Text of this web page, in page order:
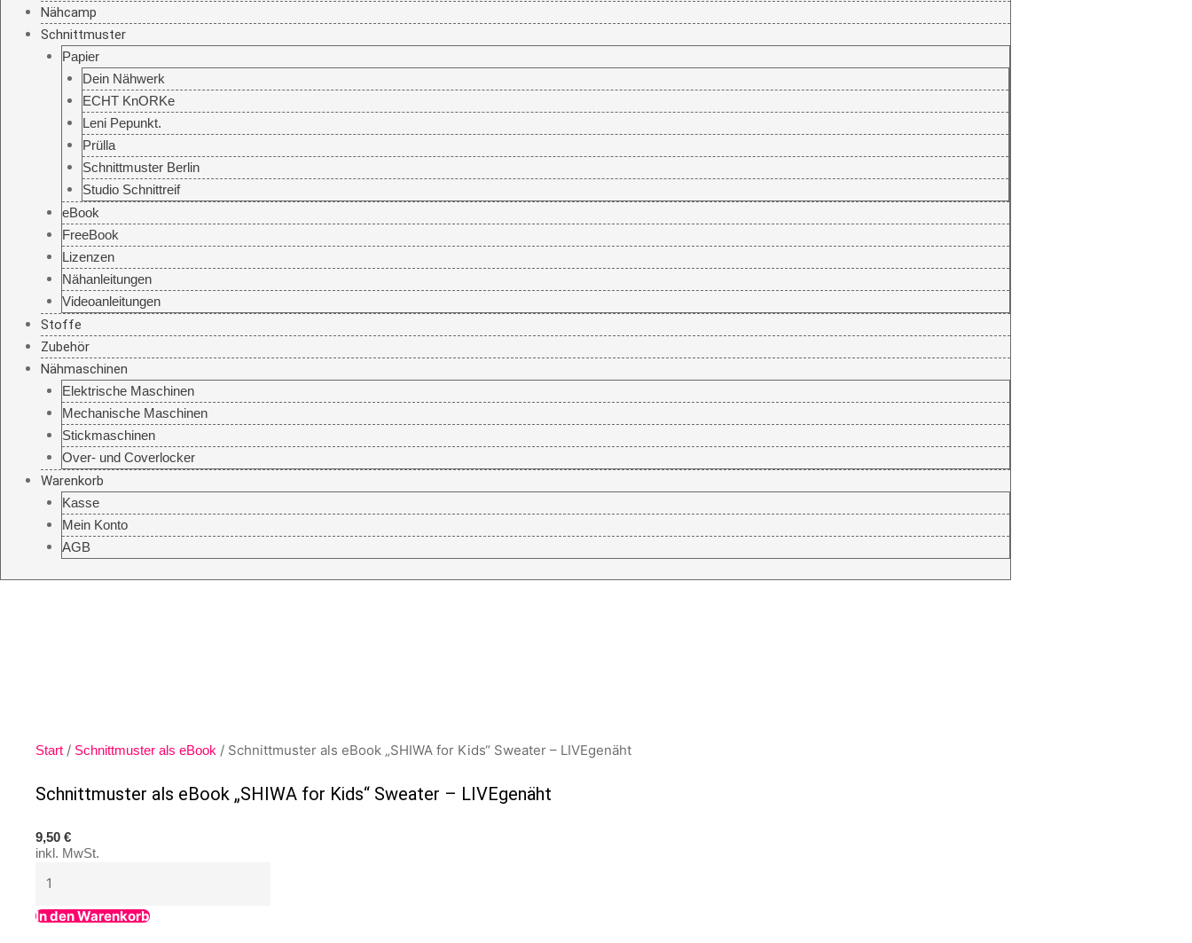
Nähcamp
Schnittmuster
Papier
Dein Nähwerk
ECHT KnORKe
Leni Pepunkt.
Prülla
Schnittmuster Berlin
Studio Schnittreif
eBook
FreeBook
Lizenzen
Nähanleitungen
Videoanleitungen
Stoffe
Zubehör
Nähmaschinen
Elektrische Maschinen
Mechanische Maschinen
Stickmaschinen
Over- und Coverlocker
Warenkorb
Kasse
Mein Konto
AGB
Start / Schnittmuster als eBook / Schnittmuster als eBook „SHIWA for Kids“ Sweater – LIVEgenäht
Schnittmuster als eBook „SHIWA for Kids“ Sweater – LIVEgenäht
9,50 €
inkl. MwSt.
In den Warenkorb